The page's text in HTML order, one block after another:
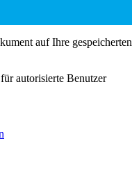
auf Ihre
autorisierte Benutzer